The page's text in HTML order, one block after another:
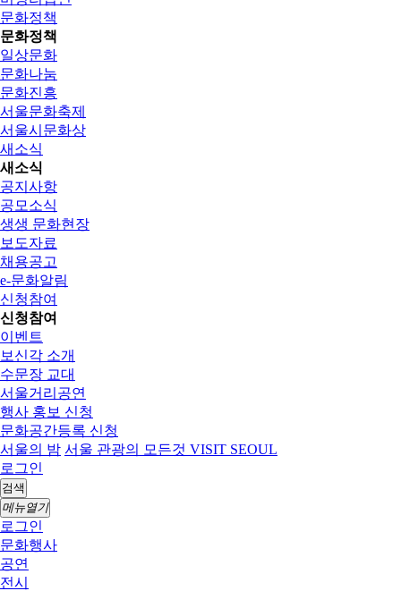
문화정책
문화정책
일상문화
문화나눔
문화진흥
서울문화축제
서울시문화상
새소식
새소식
공지사항
공모소식
생생 문화현장
보도자료
채용공고
e-문화알림
신청참여
신청참여
이벤트
보신각 소개
수문장 교대
서울거리공연
행사 홍보 신청
문화공간등록 신청
서울의 밤 서울 관광의 모든것 VISIT SEOUL
로그인
검색
메뉴열기
로그인
문화행사
공연
전시